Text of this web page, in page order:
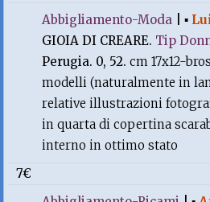
Abbigliamento-Moda |▪
GIOIA DI CREARE. Tip
Perugia. 0, 52.cm 17x12-
modelli (naturalmente in
relative illustrazioni
in quarta di copertina
interno in ottimo stato
7€